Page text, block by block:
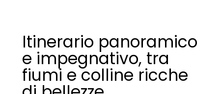
Itinerario panoramico
e impegnativo, tra
fiumi e colline ricche